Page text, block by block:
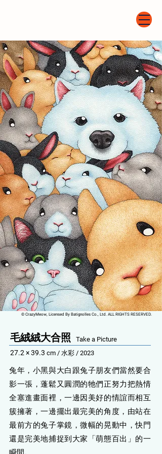
© CrazyMeow, Licensed By Batignolles Co., Ltd. ALL RIGHTS RESERVED.
毛絨絨大合照 Take a Picture
27.2 × 39.3 cm / 水彩 / 2023
兔年，小黑與大白跟兔子朋友們當然要合
影一張，蓬鬆又圓潤的牠們正努力把熱情
全塞進畫面裡，一邊因美好的情誼而相互
簇擁著，一邊擺出最完美的角度，由站在
最前方的兔子掌鏡，微幅的晃動中，快門
還是完美地捕捉到大家「萌態百出」的一